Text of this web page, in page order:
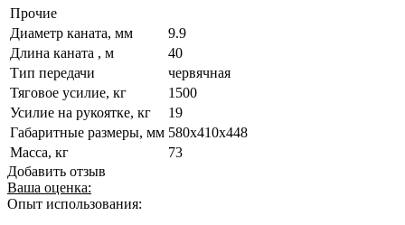
Прочие
Диаметр каната, мм
9.9
Длина каната , м
40
Тип передачи
червячная
Тяговое усилие, кг
1500
Усилие на рукоятке, кг
19
Габаритные размеры, мм 580x410x448
Масса, кг
73
Добавить отзыв
Ваша оценка:
Опыт использования: